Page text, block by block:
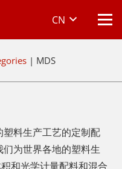
CN
| MDS
料生产工艺的定制配
为世界各地的塑料生
和光学计量配料和混合